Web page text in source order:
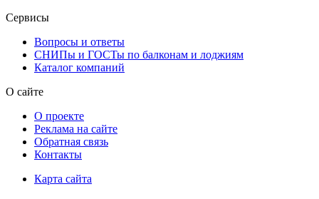
Сервисы
Вопросы и ответы
СНИПы и ГОСТы по балконам и лоджиям
Каталог компаний
О сайте
О проекте
Реклама на сайте
Обратная связь
Контакты
Карта сайта